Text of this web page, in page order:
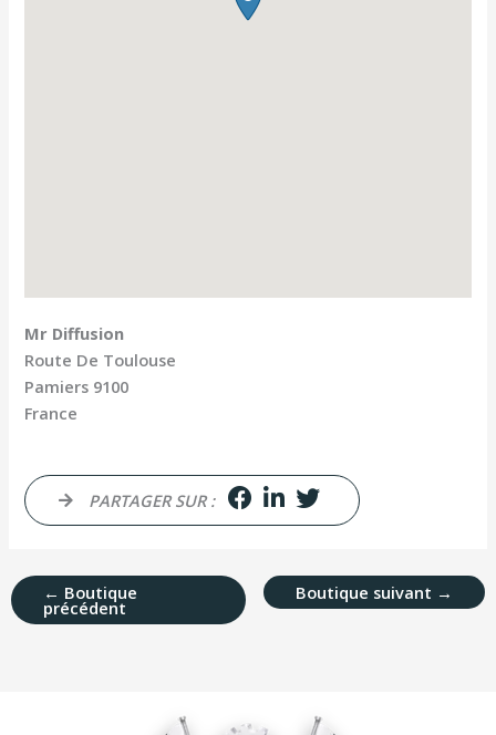
Mr Diffusion
Route De Toulouse
Pamiers 9100
France
PARTAGER SUR :
← Boutique
précédent
Boutique suivant →